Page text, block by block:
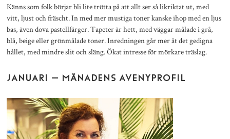
Känns som folk börjar bli lite trötta på att allt ser så likriktat ut, med
vitt, ljust och fräscht. In med mer mustiga toner kanske ihop med en ljus
bas, även dova pastellfärger. Tapeter är hett, med väggar målade i grå,
blå, beige eller grönmålade toner. Inredningen går mer åt det gedigna
hållet, med mindre slit och släng. Ökat intresse för mörkare träslag.
JANUARI – MÅNADENS AVENYPROFIL